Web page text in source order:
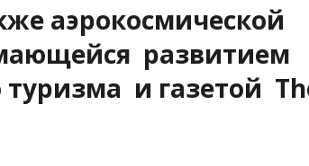
аэрокосмической
развитием
туризма и газетой